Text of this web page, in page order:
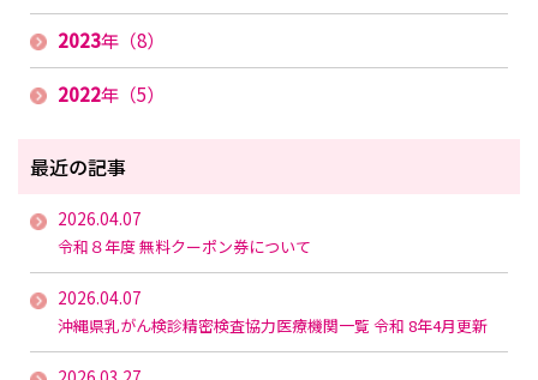
2023年（8）
2022年（5）
最近の記事
2026.04.07
令和８年度 無料クーポン券について
2026.04.07
沖縄県乳がん検診精密検査協力医療機関一覧 令和 8年4月更新